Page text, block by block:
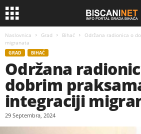
Naslovnica Grad Bihać
Održana radionica o
migranata
GRAD BIHAĆ
Održana
dobrim
integraciji
29 Septembra, 2024